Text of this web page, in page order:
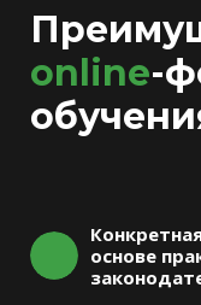
online-
основе